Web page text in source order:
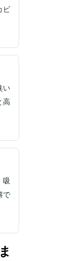
ビ
い
高
吸
で